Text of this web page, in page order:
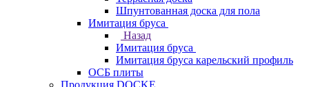
Шпунтованная доска для пола
Имитация бруса
Назад
Имитация бруса
Имитация бруса карельский профиль
ОСБ плиты
Продукция DOCKE